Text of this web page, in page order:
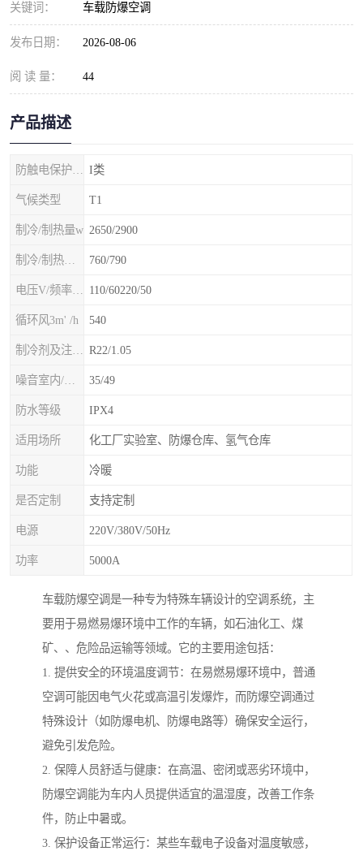
关键词： 车载防爆空调
发布日期： 2026-08-06
阅 读 量： 44
产品描述
I类
气候类型 T1
制冷/制热量w 2650/2900
760/790
110/60220/50
循环风3m' /h 540
R22/1.05
35/49
防水等级 IPX4
适用场所 化工厂实验室、防爆仓库、氢气仓库
功能 冷暖
是否定制 支持定制
电源 220V/380V/50Hz
功率 5000A
车载防爆空调是一种专为特殊车辆设计的空调系统，主
要用于易燃易爆环境中工作的车辆，如石油化工、煤
矿、、危险品运输等领域。它的主要用途包括：
1. 提供安全的环境温度调节：在易燃易爆环境中，普通
空调可能因电气火花或高温引发爆炸，而防爆空调通过
特殊设计（如防爆电机、防爆电路等）确保安全运行，
避免引发危险。
2. 保障人员舒适与健康：在高温、密闭或恶劣环境中，
防爆空调能为车内人员提供适宜的温湿度，改善工作条
件，防止中暑或。
3. 保护设备正常运行：某些车载电子设备对温度敏感，